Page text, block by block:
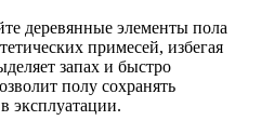
деревянные элементы пола
примесей, избегая
запах и быстро
полу сохранять
эксплуатации.